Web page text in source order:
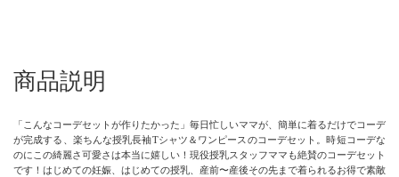
商品説明
「こんなコーデセットが作りたかった」毎日忙しいママが、簡単に着るだけでコーデ
が完成する、楽ちんな授乳長袖Tシャツ＆ワンピースのコーデセット。時短コーデな
のにこの綺麗さ可愛さは本当に嬉しい！現役授乳スタッフママも絶賛のコーデセット
です！はじめての妊娠、はじめての授乳、産前〜産後その先まで着られるお得で素敵